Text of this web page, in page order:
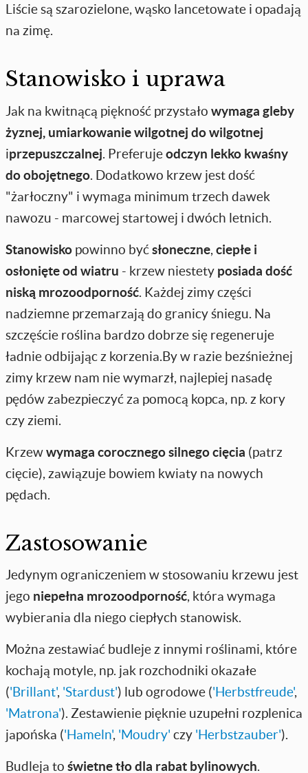
Liście są szarozielone, wąsko lancetowate i opadają
na zimę.
Stanowisko i uprawa
Jak na kwitnącą piękność przystało wymaga gleby
żyznej, umiarkowanie wilgotnej do wilgotnej
iprzepuszczalnej. Preferujeodczyn lekko kwaśny
do obojętnego. Dodatkowo krzew jest dość
"żarłoczny" i wymaga minimum trzech dawek
nawozu - marcowej startowej i dwóch letnich.
Stanowisko powinno byćsłoneczne, ciepłe i
osłonięte od wiatru - krzew niestety posiada dość
niską mrozoodporność. Każdej zimy części
nadziemne przemarzają do granicy śniegu. Na
szczęście roślina bardzo dobrze się regeneruje
ładnie odbijając z korzenia.By w razie bezśnieżnej
zimy krzew nam nie wymarzł, najlepiej nasadę
pędów zabezpieczyć za pomocą kopca, np. z kory
czy ziemi.
Krzewwymaga corocznego silnego cięcia (patrz
cięcie), zawiązuje bowiem kwiaty na nowych
pędach.
Zastosowanie
Jedynym ograniczeniem w stosowaniu krzewu jest
jego niepełna mrozoodporność, która wymaga
wybierania dla niego ciepłych stanowisk.
Można zestawiać budleje z innymi roślinami, które
kochają motyle, np. jak rozchodniki okazałe
('Brillant', 'Stardust') lub ogrodowe ('Herbstfreude',
'Matrona'). Zestawienie pięknie uzupełni rozplenica
japońska ('Hameln', 'Moudry' czy 'Herbstzauber').
Budleja to świetne tło dla rabat bylinowych.